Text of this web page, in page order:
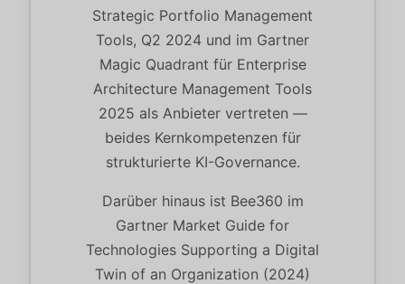
Strategic Portfolio Management
Tools, Q2 2024 und im Gartner
Magic Quadrant für Enterprise
Architecture Management Tools
2025 als Anbieter vertreten —
beides Kernkompetenzen für
strukturierte KI-Governance.
Darüber hinaus ist Bee360 im
Gartner Market Guide for
Technologies Supporting a Digital
Twin of an Organization (2024)